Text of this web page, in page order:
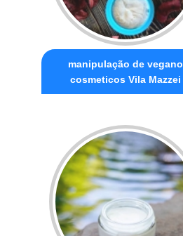
manipulação de vegano
cosmeticos Vila Mazzei